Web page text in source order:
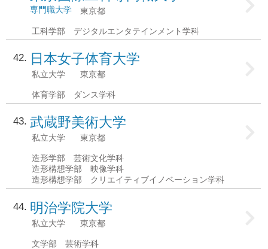
東京都
専門職大学
工科学部 デジタルエンタテインメント学科
42 日本女子体育大学
私立大学 東京都
体育学部 ダンス学科
43 武蔵野美術大学
私立大学 東京都
造形学部 芸術文化学科
造形構想学部 映像学科
造形構想学部 クリエイティブイノベーション学科
44 明治学院大学
私立大学 東京都
文学部 芸術学科